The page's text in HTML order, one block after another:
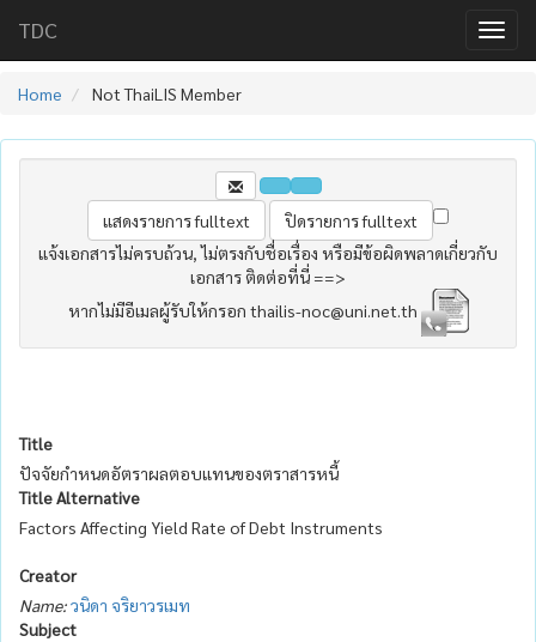
TDC
Home Not ThaiLIS Member
แจ้งเอกสารไม่ครบถ้วน, ไม่ตรงกับชื่อเรื่อง หรือมีข้อผิดพลาดเกี่ยวกับ
เอกสาร ติดต่อที่นี่ ==>
หากไม่มีอีเมลผู้รับให้กรอก thailis-noc@uni.net.th
Title
ปัจจัยกำหนดอัตราผลตอบแทนของตราสารหนี้
Title Alternative
Factors Affecting Yield Rate of Debt Instruments
Creator
Name:วนิดา จริยาวรเมท
Subject